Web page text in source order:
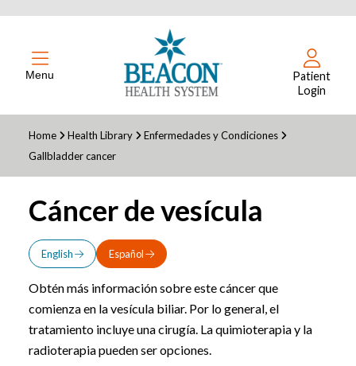
Menu
Patient
Login
Home Health Library
Enfermedades y Condiciones
Gallbladder cancer
Cáncer de vesícula
English Español
Obtén más información sobre este cáncer que
comienza en la vesícula biliar. Por lo general, el
tratamiento incluye una cirugía. La quimioterapia y la
radioterapia pueden ser opciones.